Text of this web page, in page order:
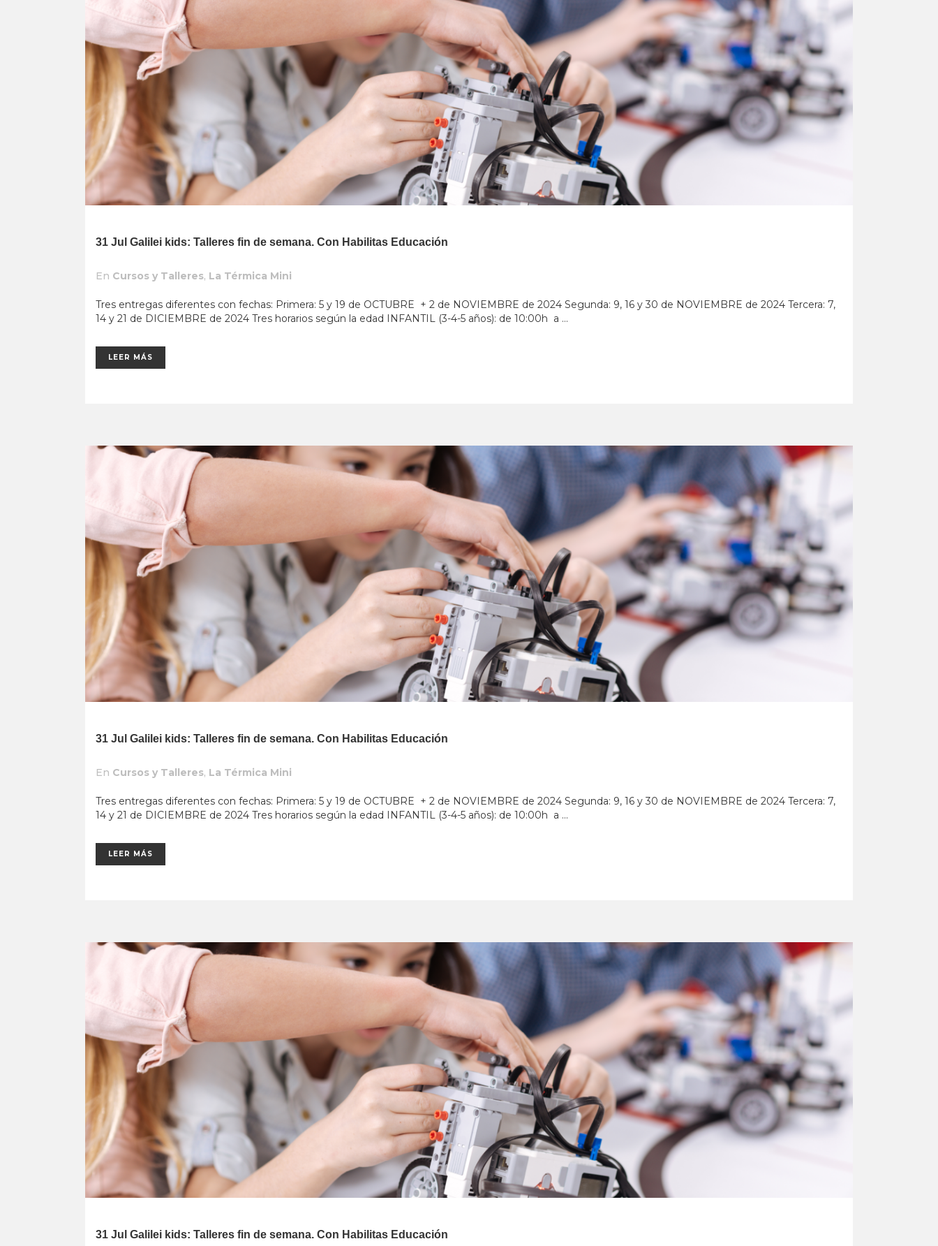
31 Jul Galilei kids: Talleres fin de semana. Con Habilitas Educación
En Cursos y Talleres, La Térmica Mini
Tres entregas diferentes con fechas: Primera: 5 y 19 de OCTUBRE + 2 de NOVIEMBRE de 2024 Segunda: 9, 16 y 30 de NOVIEMBRE de 2024 Tercera: 7,
14 y 21 de DICIEMBRE de 2024 Tres horarios según la edad INFANTIL (3-4-5 años): de 10:00h a ...
LEER MÁS
31 Jul Galilei kids: Talleres fin de semana. Con Habilitas Educación
En Cursos y Talleres, La Térmica Mini
Tres entregas diferentes con fechas: Primera: 5 y 19 de OCTUBRE + 2 de NOVIEMBRE de 2024 Segunda: 9, 16 y 30 de NOVIEMBRE de 2024 Tercera: 7,
14 y 21 de DICIEMBRE de 2024 Tres horarios según la edad INFANTIL (3-4-5 años): de 10:00h a ...
LEER MÁS
31 Jul Galilei kids: Talleres fin de semana. Con Habilitas Educación